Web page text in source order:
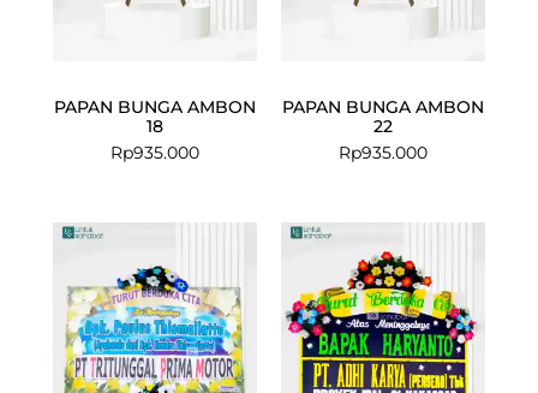
PAPAN BUNGA AMBON
18
Rp935.000
PAPAN BUNGA AMBON
22
Rp935.000